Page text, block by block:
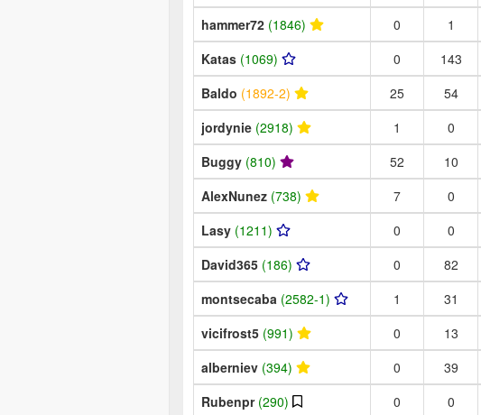
hammer72 (1846) 0 1
Katas (1069) 0 143
Baldo (1892-2) 25 54
jordynie (2918) 1 0
Buggy (810) 52 10
AlexNunez (738) 7 0
Lasy (1211) 0 0
David365 (186) 0 82
montsecaba (2582-1) 1 31
vicifrost5 (991) 0 13
alberniev (394) 0 39
Rubenpr (290) 0 0